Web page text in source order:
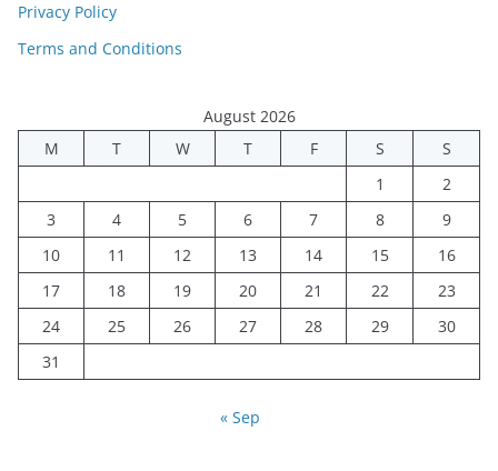
Privacy Policy
Terms and Conditions
August 2026
M
T W T F S
S
1
2
3
4 5 6 7 8
9
10
11 12 13 14 15
16
17
18 19 20 21 22
23
24
25 26 27 28 29
30
31
« Sep